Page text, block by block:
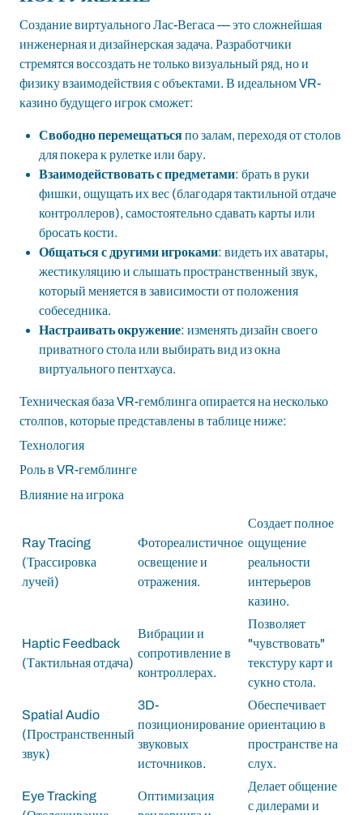
Создание виртуального Лас-Вегаса — это сложнейшая
инженерная и дизайнерская задача. Разработчики
стремятся воссоздать не только визуальный ряд, но и
физику взаимодействия с объектами. В идеальном VR-
казино будущего игрок сможет:
Свободно перемещатьсяпо залам, переходя от столов
для покера к рулетке или бару.
Взаимодействовать с предметами: брать в руки
фишки, ощущать их вес (благодаря тактильной отдаче
контроллеров), самостоятельно сдавать карты или
бросать кости.
Общаться с другими игроками: видеть их аватары,
жестикуляцию и слышать пространственный звук,
который меняется в зависимости от положения
собеседника.
Настраивать окружение: изменять дизайн своего
приватного стола или выбирать вид из окна
виртуального пентхауса.
Техническая база VR-гемблинга опирается на несколько
столпов, которые представлены в таблице ниже:
Технология
Роль в VR-гемблинге
Влияние на игрока
Ray Tracing
(Трассировка
лучей)
Фотореалистичное
освещение и
отражения.
Создает полное
ощущение
реальности
интерьеров
казино.
Haptic Feedback
(Тактильная отдача)
Вибрации и
сопротивление в
контроллерах.
Позволяет
"чувствовать"
текстуру карт и
сукно стола.
Spatial Audio
(Пространственный
звук)
3D-
позиционирование
звуковых
источников.
Обеспечивает
ориентацию в
пространстве на
слух.
Eye Tracking
Оптимизация
Делает общение
с дилерами и